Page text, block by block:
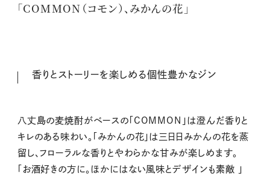
「COMMON（コモン）、みかんの花」
香りとストーリーを楽しめる個性豊かなジン
八丈島の麦焼酎がベースの「COMMON」は澄んだ香りと
キレのある味わい。「みかんの花」は三日日みかんの花を蒸
留し、フローラルな香りとやわらかな甘みが楽しめます。
「お酒好きの方に。ほかにはない風味とデザインも素敵 」